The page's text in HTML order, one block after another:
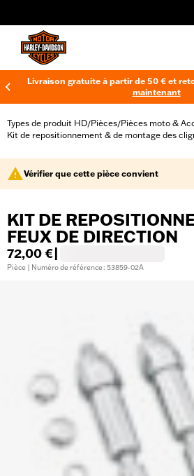
Livraison gratuite à partir de 50 € et
maintenant
Types de produit HD/Pièces/Pièces moto &
Kit de repositionnement & de montage des
Vérifier que cette pièce convient
KIT DE
FEUX DE DIRECTION
72,00 €
Pièce | Numéro de référence : 53859-02A